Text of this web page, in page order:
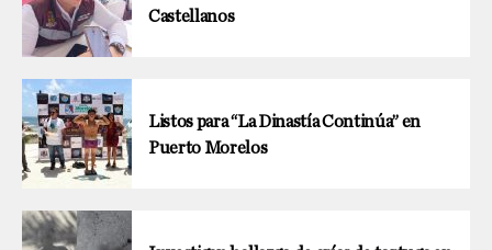
Castellanos
Listos para “La Dinastía Continúa” en
Puerto Morelos